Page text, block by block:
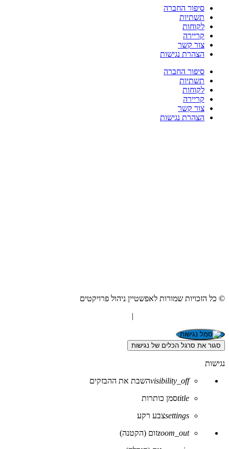
סיפור החברה
תשתיות
לקוחות
קריירה
צור קשר
הצהרת נגישות
סיפור החברה
תשתיות
לקוחות
קריירה
צור קשר
הצהרת נגישות
© כל הזכויות שמורות לאפשטיין ניהול פרויקטים
|
סגור את סרגל הכלים של נגישות
נגישות
visibility_offהשבת את ההבזקים
titleסמן כותרות
settingsצבע רקע
zoom_outזום (הקטנה)